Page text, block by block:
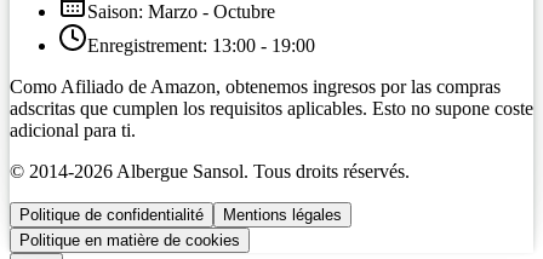
Saison: Marzo - Octubre
Enregistrement: 13:00 - 19:00
Como Afiliado de Amazon, obtenemos ingresos por las compras
adscritas que cumplen los requisitos aplicables. Esto no supone coste
adicional para ti.
© 2014-2026 Albergue Sansol. Tous droits réservés.
Politique de confidentialité
Mentions légales
Politique en matière de cookies